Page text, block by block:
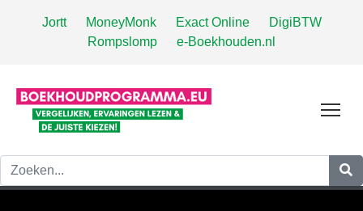
Jortt MoneyMonk Exact Online
DigiBTW
Rompslomp
e-Boekhouden.nl